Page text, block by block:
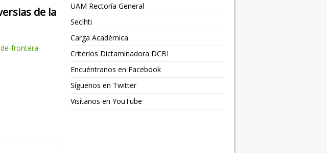
de la
frontera-
UAM Rectoría General
Secihti
Carga Académica
Criterios Dictaminadora DCBI
Encuéntranos en Facebook
Síguenos en Twitter
Visítanos en YouTube